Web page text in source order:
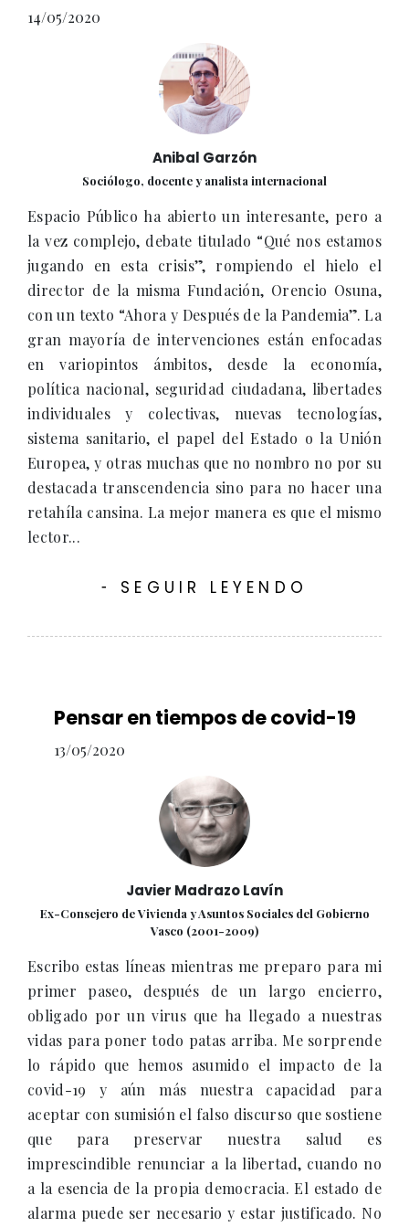
14/05/2020
Anibal Garzón
Sociólogo, docente y analista internacional
Espacio Público ha abierto un interesante, pero a
la vez complejo, debate titulado “Qué nos estamos
jugando en esta crisis”, rompiendo el hielo el
director de la misma Fundación, Orencio Osuna,
con un texto “Ahora y Después de la Pandemia”. La
gran mayoría de intervenciones están enfocadas
en variopintos ámbitos, desde la economía,
política nacional, seguridad ciudadana, libertades
individuales y colectivas, nuevas tecnologías,
sistema sanitario, el papel del Estado o la Unión
Europea, y otras muchas que no nombro no por su
destacada transcendencia sino para no hacer una
retahíla cansina. La mejor manera es que el mismo
lector...
- SEGUIR LEYENDO
Pensar en tiempos de covid-19
13/05/2020
Javier Madrazo Lavín
Ex-Consejero de Vivienda y Asuntos Sociales del Gobierno
Vasco (2001-2009)
Escribo estas líneas mientras me preparo para mi
primer paseo, después de un largo encierro,
obligado por un virus que ha llegado a nuestras
vidas para poner todo patas arriba. Me sorprende
lo rápido que hemos asumido el impacto de la
covid-19 y aún más nuestra capacidad para
aceptar con sumisión el falso discurso que sostiene
que para preservar nuestra salud es
imprescindible renunciar a la libertad, cuando no
a la esencia de la propia democracia. El estado de
alarma puede ser necesario y estar justificado. No